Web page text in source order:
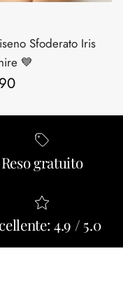
Sfoderato Iris
💙
normale
Reso gratuito
4.9 / 5.0